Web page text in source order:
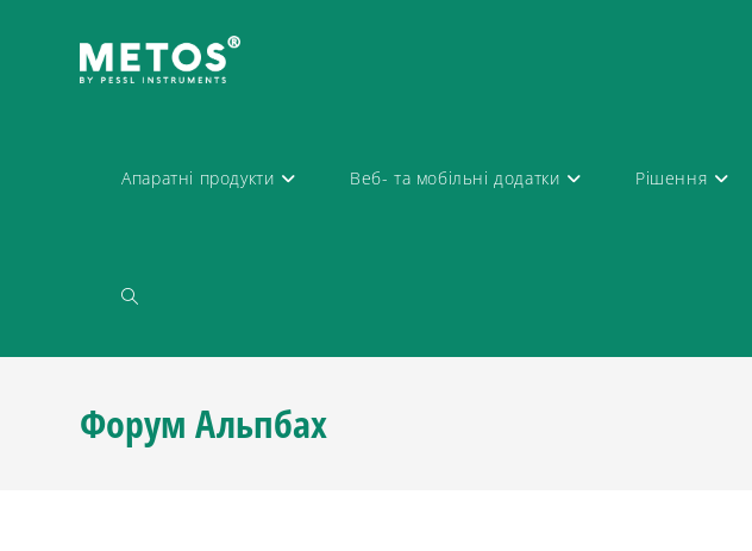
Апаратні продукти Веб- та мобільні додатки Рішення
Форум Альпбах